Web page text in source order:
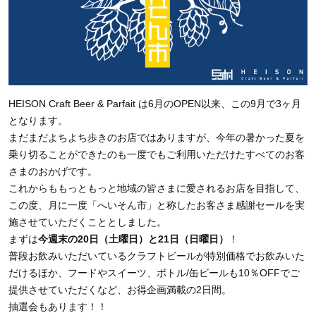
HEISON Craft Beer & Parfait は6月のOPEN以来、この9月で3ヶ月
となります。
まだまだよちよち歩きのお店ではありますが、今年の暑かった夏を
乗り切ることができたのも一度でもご利用いただけたすべてのお客
さまのおかげです。
これからももっともっと地域の皆さまに愛されるお店を目指して、
この度、月に一度「へいそん市」と称したお客さま感謝セールを実
施させていただくこととしました。
まずは今週末の20日（土曜日）と21日（日曜日）
！
普段お飲みいただいているクラフトビールが特別価格でお飲みいた
だけるほか、フードやスイーツ、ボトル/缶ビールも10％OFFでご
提供させていただくなど、お得企画満載の2日間。
抽選会もあります！！